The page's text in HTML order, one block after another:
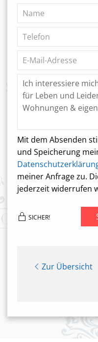
Mit dem Absenden
und Speicherung
meiner Anfrage zu.
jederzeit widerrufen
SICHER!
Zur Übersicht